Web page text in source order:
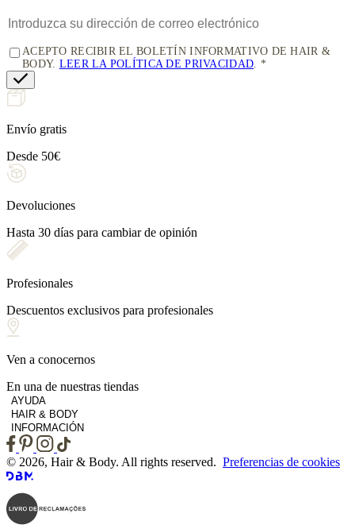
ACEPTO RECIBIR EL BOLETÍN INFORMATIVO DE HAIR &
BODY. LEER LA POLÍTICA DE PRIVACIDAD.
Envío gratis
Desde 50€
Devoluciones
Hasta 30 días para cambiar de opinión
Profesionales
Descuentos exclusivos para profesionales
Ven a conocernos
En una de nuestras tiendas
AYUDA
HAIR & BODY
INFORMACIÓN
© 2026, Hair & Body. All rights reserved. Preferencias de cookies